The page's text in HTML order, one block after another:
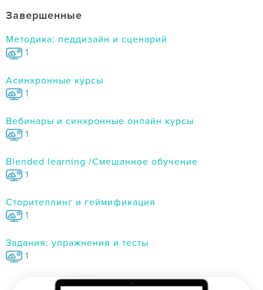
Завершенные
Методика: педдизайн и сценарий
1
Асинхронные курсы
1
Вебинары и синхронные онлайн курсы
1
Blended learning /Смешанное обучение
1
Сторителлинг и геймификация
1
Задания: упражнения и тесты
1